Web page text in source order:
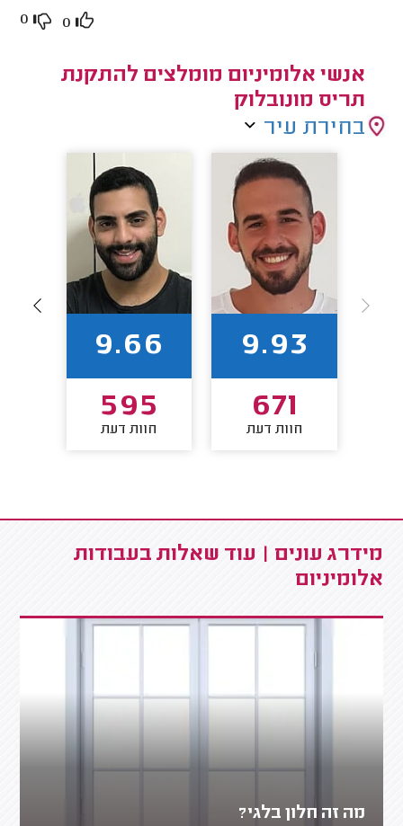
0
0
אנשי אלומיניום מומלצים להתקנת
תריס מונובלוק
בחירת עיר
9.93
671
חוות דעת
9.66
595
חוות דעת
מידרג עונים | עוד שאלות בעבודות
אלומיניום
מה זה חלון בלגי?